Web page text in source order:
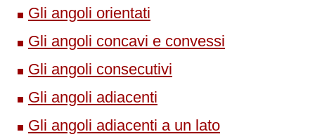
Gli angoli orientati
Gli angoli concavi e convessi
Gli angoli consecutivi
Gli angoli adiacenti
Gli angoli adiacenti a un lato